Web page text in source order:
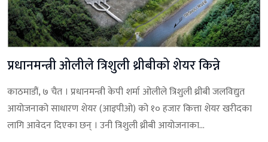
प्रधानमन्त्री ओलीले त्रिशुली थ्रीबीको शेयर किन्ने
काठमाडौं, ७ चैत । प्रधानमन्त्री केपी शर्मा ओलीले त्रिशुली थ्रीबी जलविद्युत
आयोजनाको साधारण शेयर (आइपीओ) को १० हजार कित्ता शेयर खरीदका
लागि आवेदन दिएका छन् । उनी त्रिशुली थ्रीबी आयोजनाका...